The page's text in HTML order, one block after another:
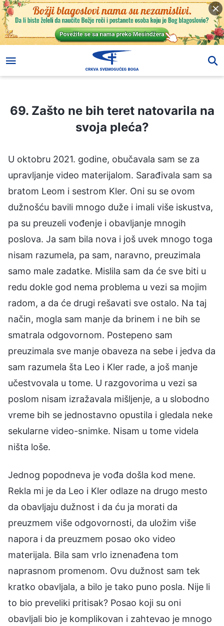
69. Zašto ne bih teret natovarila na svoja pleća?
69. Zašto ne bih teret natovarila na
svoja pleća?
U oktobru 2021. godine, obučavala sam se za
upravljanje video materijalom. Sarađivala sam sa
bratom Leom i sestrom Kler. Oni su se ovom
dužnošću bavili mnogo duže i imali više iskustva,
pa su preuzeli vođenje i obavljanje mnogih
poslova. Ja sam bila nova i još uvek mnogo toga
nisam razumela, pa sam, naravno, preuzimala
samo male zadatke. Mislila sam da će sve biti u
redu dokle god nema problema u vezi sa mojim
radom, a da će drugi rešavati sve ostalo. Na taj
način, mogla sam manje da brinem i ne bih se
smatrala odgovornom. Postepeno sam
preuzimala sve manje obaveza na sebe i jedva da
sam razumela šta Leo i Kler rade, a još manje
učestvovala u tome. U razgovorima u vezi sa
poslom nisam izražavala mišljenje, a u slobodno
vreme bih se jednostavno opustila i gledala neke
sekularne video-snimke. Nisam u tome videla
ništa loše.
Jednog popodneva je vođa došla kod mene.
Rekla mi je da Leo i Kler odlaze na drugo mesto
da obavljaju dužnost i da ću ja morati da
preuzmem više odgovornosti, da uložim više
napora i da preuzmem posao oko video
materijala. Bila sam vrlo iznenađena tom
naprasnom promenom. Ovu dužnost sam tek
kratko obavljala, a bilo je tako puno posla. Nije li
to bio preveliki pritisak? Posao koji su oni
obavljali bio je komplikovan i zahtevao je mnogo